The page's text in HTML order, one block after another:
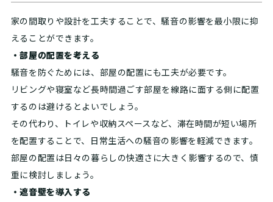
家の間取りや設計を工夫することで、騒音の影響を最小限に抑
えることができます。
・部屋の配置を考える
騒音を防ぐためには、部屋の配置にも工夫が必要です。
リビングや寝室など長時間過ごす部屋を線路に面する側に配置
するのは避けるとよいでしょう。
その代わり、トイレや収納スペースなど、滞在時間が短い場所
を配置することで、日常生活への騒音の影響を軽減できます。
部屋の配置は日々の暮らしの快適さに大きく影響するので、慎
重に検討しましょう。
・遮音壁を導入する